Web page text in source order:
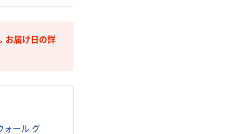
お届け日の詳
ォール グ